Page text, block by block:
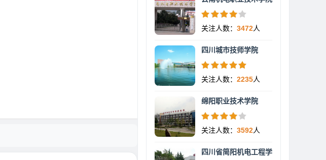
关注人数： 3472人
四川城市技师学院
关注人数： 2235人
绵阳职业技术学院
关注人数： 3592人
四川省简阳机电工程学